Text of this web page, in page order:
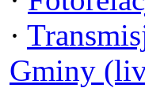
·
Gminy